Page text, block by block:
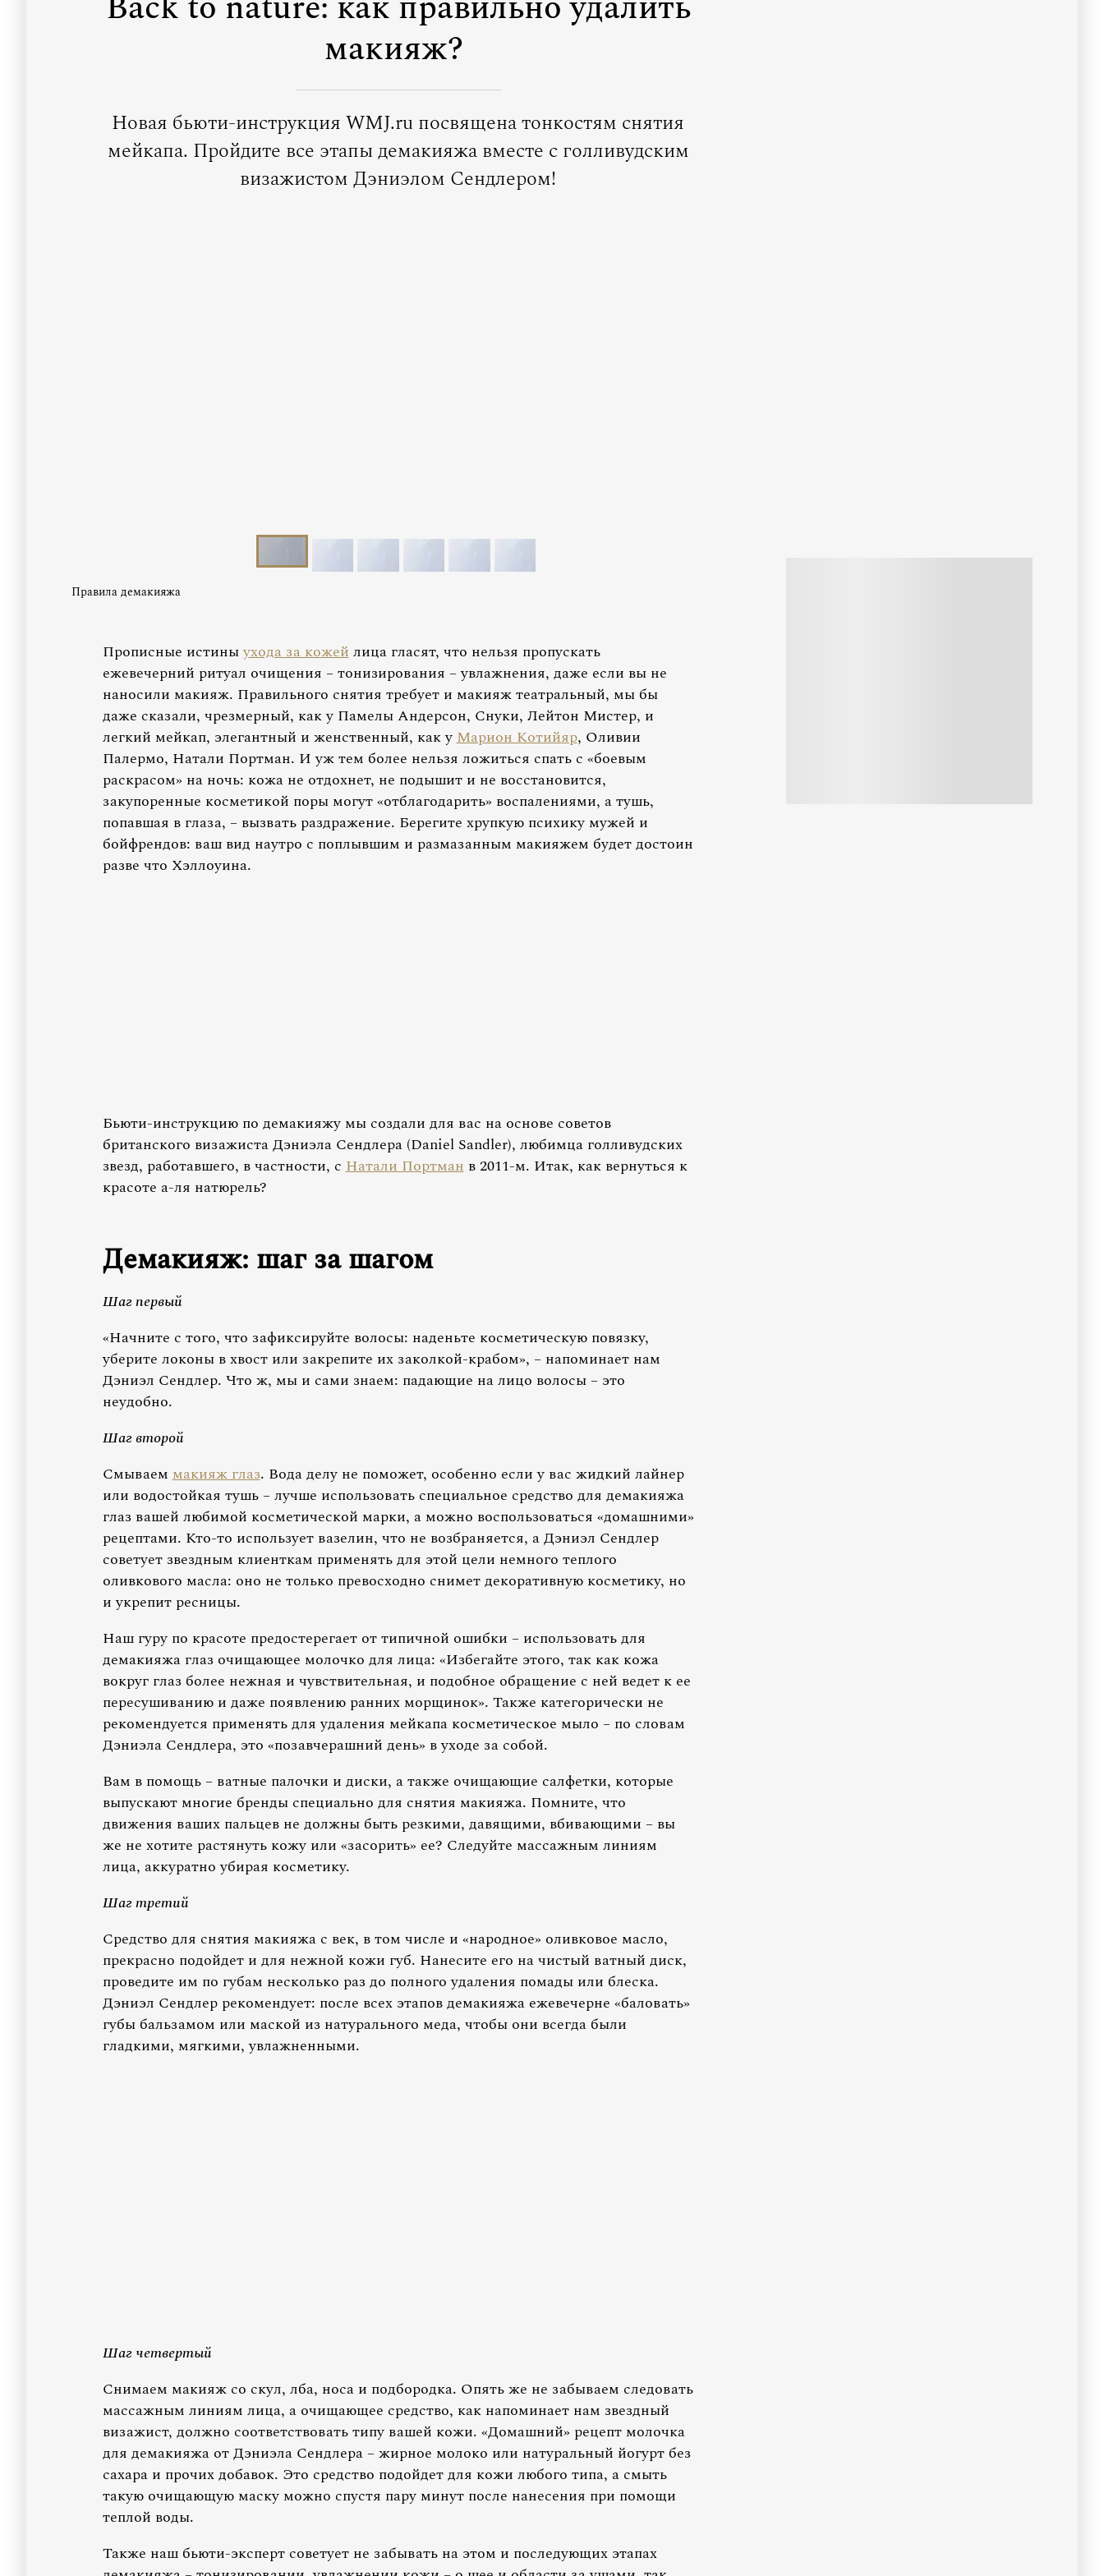
макияж?
Новая бьюти-инструкция WMJ.ru посвящена тонкостям снятия
мейкапа. Пройдите все этапы демакияжа вместе с голливудским
визажистом Дэниэлом Сендлером!
Правила демакияжа
Прописные истиныухода за кожейлица гласят, что нельзя пропускать
ежевечерний ритуал очищения – тонизирования – увлажнения, даже если вы не
наносили макияж. Правильного снятия требует и макияж театральный, мы бы
даже сказали, чрезмерный, как у Памелы Андерсон, Снуки, Лейтон Мистер, и
легкий мейкап, элегантный и женственный, как уМарион Котийяр, Оливии
Палермо, Натали Портман. И уж тем более нельзя ложиться спать с «боевым
раскрасом» на ночь: кожа не отдохнет, не подышит и не восстановится,
закупоренные косметикой поры могут «отблагодарить» воспалениями, а тушь,
попавшая в глаза, – вызвать раздражение. Берегите хрупкую психику мужей и
бойфрендов: ваш вид наутро с поплывшим и размазанным макияжем будет достоин
разве что Хэллоуина.
Бьюти-инструкцию по демакияжу мы создали для вас на основе советов
британского визажиста Дэниэла Сендлера (Daniel Sandler), любимца голливудских
звезд, работавшего, в частности, сНатали Портманв 2011-м. Итак, как вернуться к
красоте а-ля натюрель?
Демакияж: шаг за шагом
Шаг первый
«Начните с того, что зафиксируйте волосы: наденьте косметическую повязку,
уберите локоны в хвост или закрепите их заколкой-крабом», – напоминает нам
Дэниэл Сендлер. Что ж, мы и сами знаем: падающие на лицо волосы – это
неудобно.
Шаг второй
Смываеммакияж глаз. Вода делу не поможет, особенно если у вас жидкий лайнер
или водостойкая тушь – лучше использовать специальное средство для демакияжа
глаз вашей любимой косметической марки, а можно воспользоваться «домашними»
рецептами. Кто-то использует вазелин, что не возбраняется, а Дэниэл Сендлер
советует звездным клиенткам применять для этой цели немного теплого
оливкового масла: оно не только превосходно снимет декоративную косметику, но
и укрепит ресницы.
Наш гуру по красоте предостерегает от типичной ошибки – использовать для
демакияжа глаз очищающее молочко для лица: «Избегайте этого, так как кожа
вокруг глаз более нежная и чувствительная, и подобное обращение с ней ведет к ее
пересушиванию и даже появлению ранних морщинок». Также категорически не
рекомендуется применять для удаления мейкапа косметическое мыло – по словам
Дэниэла Сендлера, это «позавчерашний день» в уходе за собой.
Вам в помощь – ватные палочки и диски, а также очищающие салфетки, которые
выпускают многие бренды специально для снятия макияжа. Помните, что
движения ваших пальцев не должны быть резкими, давящими, вбивающими – вы
же не хотите растянуть кожу или «засорить» ее? Следуйте массажным линиям
лица, аккуратно убирая косметику.
Шаг третий
Средство для снятия макияжа с век, в том числе и «народное» оливковое масло,
прекрасно подойдет и для нежной кожи губ. Нанесите его на чистый ватный диск,
проведите им по губам несколько раз до полного удаления помады или блеска.
Дэниэл Сендлер рекомендует: после всех этапов демакияжа ежевечерне «баловать»
губы бальзамом или маской из натурального меда, чтобы они всегда были
гладкими, мягкими, увлажненными.
Шаг четвертый
Снимаем макияж со скул, лба, носа и подбородка. Опять же не забываем следовать
массажным линиям лица, а очищающее средство, как напоминает нам звездный
визажист, должно соответствовать типу вашей кожи. «Домашний» рецепт молочка
для демакияжа от Дэниэла Сендлера – жирное молоко или натуральный йогурт без
сахара и прочих добавок. Это средство подойдет для кожи любого типа, а смыть
такую очищающую маску можно спустя пару минут после нанесения при помощи
теплой воды.
Также наш бьюти-эксперт советует не забывать на этом и последующих этапах